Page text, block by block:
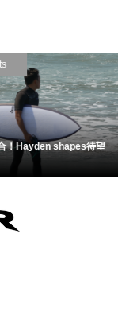
せる！サイズアップ...